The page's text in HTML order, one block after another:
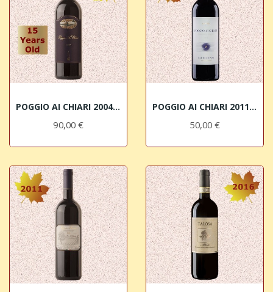
POGGIO AI CHIARI 2004 IGT Sangiovese Toscano...
90,00 €
POGGIO AI CHIARI 2011 IGT Sangiovese Toscano...
50,00 €